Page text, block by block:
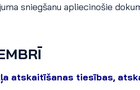
sniegšanu apliecinošie
atskaitīšanas tiesības,